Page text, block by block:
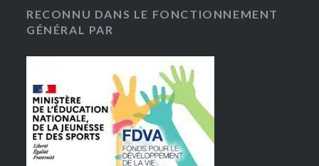
RECONNU DANS LE FONCTIONNEMENT
GÉNÉRAL PAR